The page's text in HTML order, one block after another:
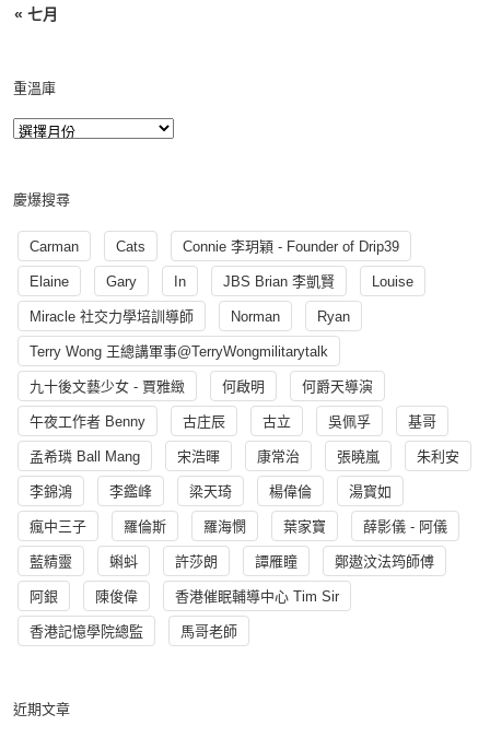
« 七月
重溫庫
慶爆搜尋
Carman Cats Connie 李玥穎 - Founder of Drip39
Elaine Gary In JBS Brian 李凱賢 Louise
Miracle 社交力學培訓導師 Norman Ryan
Terry Wong 王總講軍事@TerryWongmilitarytalk
九十後文藝少女 - 賈雅緻 何啟明 何爵天導演
午夜工作者 Benny 古庄辰 古立 吳佩孚 基哥
孟希璘 Ball Mang 宋浩暉 康常治 張曉嵐 朱利安
李錦鴻 李鑑峰 梁天琦 楊偉倫 湯寳如
瘋中三子 羅倫斯 羅海憫 葉家寶 薛影儀 - 阿儀
藍精靈 蝌蚪 許莎朗 譚雁瞳 鄭遨汶法筠師傅
阿銀 陳俊偉 香港催眠輔導中心 Tim Sir
香港記憶學院總監 馬哥老師
近期文章